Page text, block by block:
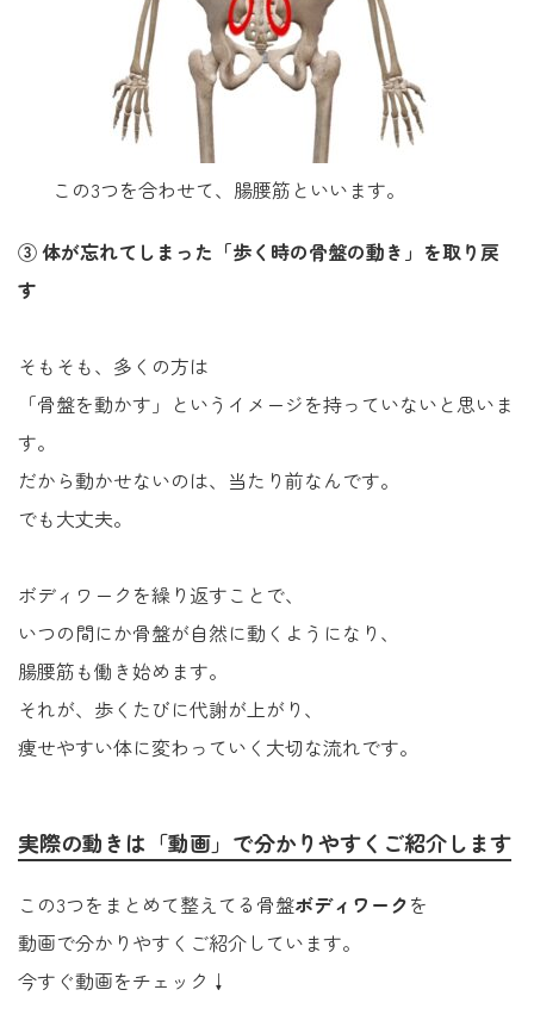
この3つを合わせて、腸腰筋といいます。
③ 体が忘れてしまった「歩く時の骨盤の動き」を取り戻
す
そもそも、多くの方は
「骨盤を動かす」というイメージを持っていないと思いま
す。
だから動かせないのは、当たり前なんです。
でも大丈夫。
ボディワークを繰り返すことで、
いつの間にか骨盤が自然に動くようになり、
腸腰筋も働き始めます。
それが、歩くたびに代謝が上がり、
痩せやすい体に変わっていく大切な流れです。
実際の動きは「動画」で分かりやすくご紹介します
この3つをまとめて整えてる骨盤ボディワークを
動画で分かりやすくご紹介しています。
今すぐ動画をチェック↓